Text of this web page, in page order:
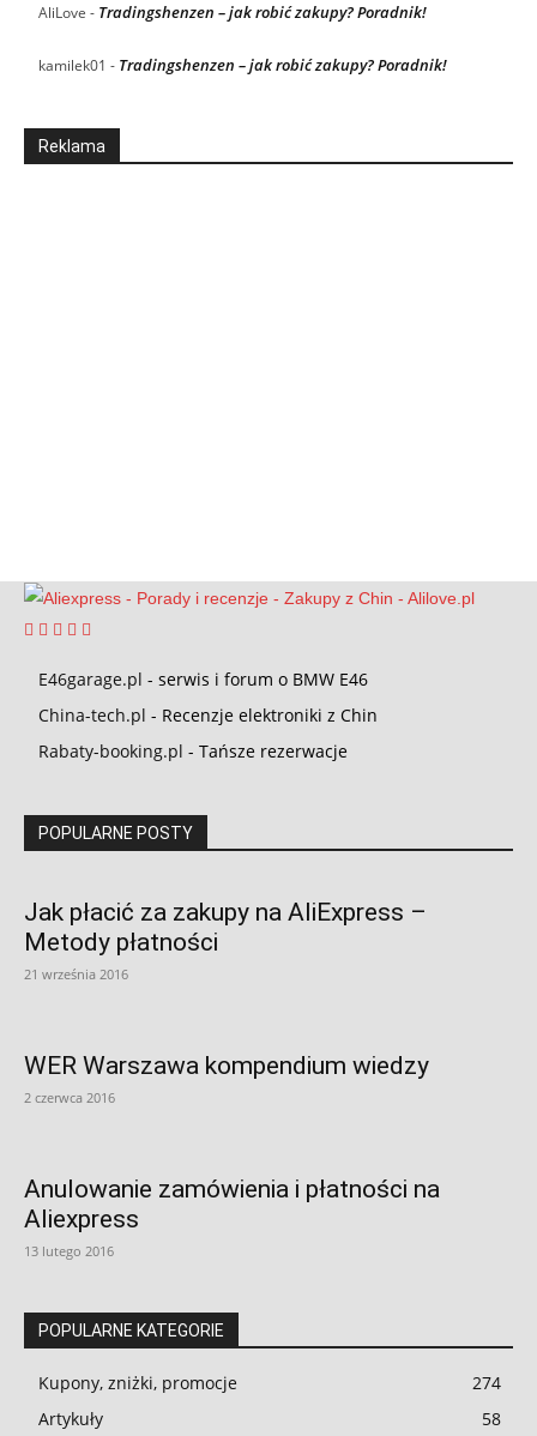
AliLove - Tradingshenzen – jak robić zakupy? Poradnik!
kamilek01 - Tradingshenzen – jak robić zakupy? Poradnik!
Reklama
E46garage.pl - serwis i forum o BMW E46
China-tech.pl - Recenzje elektroniki z Chin
Rabaty-booking.pl - Tańsze rezerwacje
POPULARNE POSTY
Jak płacić za zakupy na AliExpress –
Metody płatności
21 września 2016
WER Warszawa kompendium wiedzy
2 czerwca 2016
Anulowanie zamówienia i płatności na
Aliexpress
13 lutego 2016
POPULARNE KATEGORIE
Kupony, zniżki, promocje
274
Artykuły
58